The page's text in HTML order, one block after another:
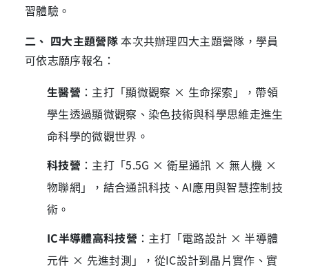
習體驗。
二、 四大主題營隊本次共辦理四大主題營隊，學員
可依志願序報名：
生醫營 ：主打「顯微觀察 × 生命探索」，帶領
學生透過顯微觀察、染色技術與科學思維走進生
命科學的微觀世界。
科技營 ：主打「5.5G × 衛星通訊 × 無人機 ×
物聯網」，結合通訊科技、 AI應用與智慧控制技
術。
IC半導體高科技營 ：主打「電路設計 × 半導體
元件 × 先進封測」，從IC設計到晶片實作、實